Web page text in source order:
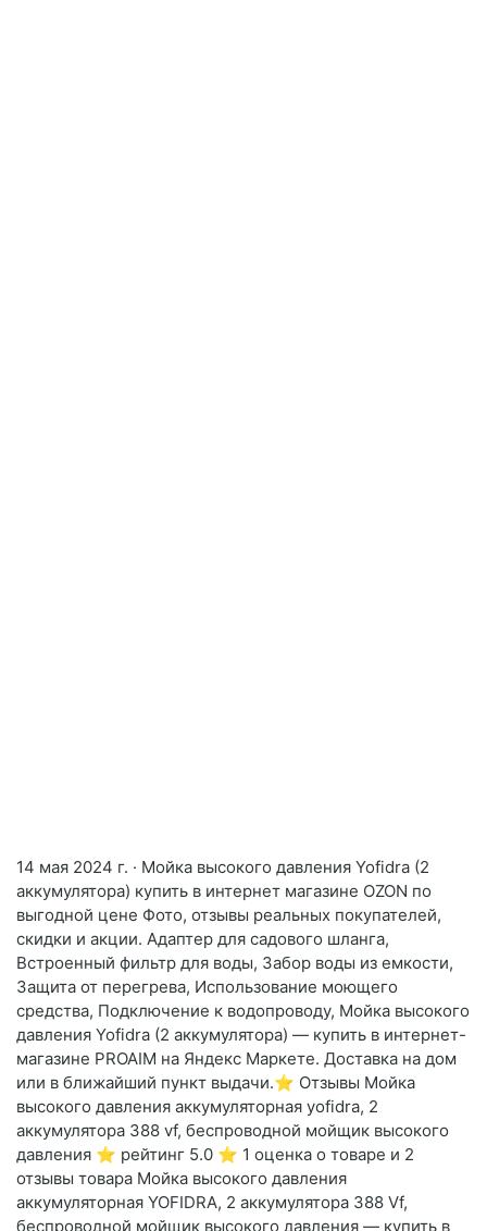
14 мая 2024 г. · Мойка высокого давления Yofidra (2
аккумулятора) купить в интернет магазине OZON по
выгодной цене Фото, отзывы реальных покупателей,
скидки и акции. Адаптер для садового шланга,
Встроенный фильтр для воды, Забор воды из емкости,
Защита от перегрева, Использование моющего
средства, Подключение к водопроводу, Мойка высокого
давления Yofidra (2 аккумулятора) — купить в интернет-
магазине PROAIM на Яндекс Маркете. Доставка на дом
или в ближайший пункт выдачи.⭐️ Отзывы Мойка
высокого давления аккумуляторная yofidra, 2
аккумулятора 388 vf, беспроводной мойщик высокого
давления ⭐️ рейтинг 5.0 ⭐️ 1 оценка о товаре и 2
отзывы товара Мойка высокого давления
аккумуляторная YOFIDRA, 2 аккумулятора 388 Vf,
беспроводной мойщик высокого давления — купить в